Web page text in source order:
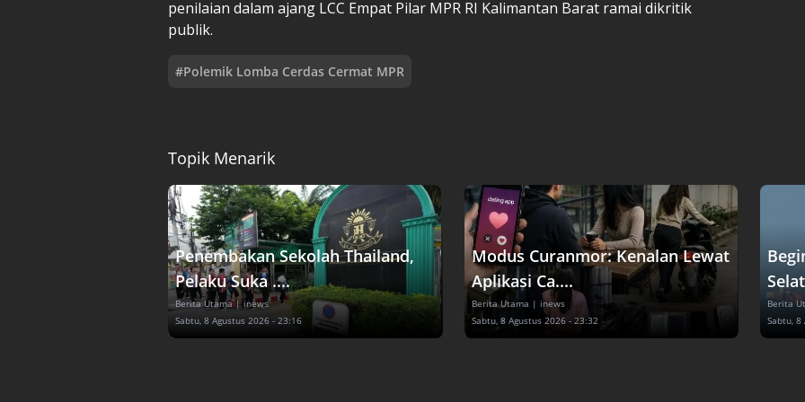
penilaian dalam ajang LCC Empat Pilar MPR RI Kalimantan Barat ramai dikritik
publik.
#Polemik Lomba Cerdas Cermat MPR
Topik Menarik
Penembakan Sekolah Thailand,
Pelaku Suka ....
Berita Utama | inews
Sabtu, 8 Agustus 2026 - 23:16
Modus Curanmor: Kenalan Lewat
Aplikasi Ca....
Berita Utama | inews
Sabtu, 8 Agustus 2026 - 23:32
Berita
Sabtu, 8